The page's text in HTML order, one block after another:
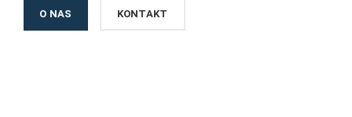
O NAS KONTAKT